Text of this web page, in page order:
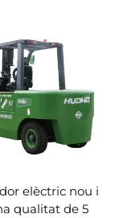
de ferro-
Ofereix
vida útil de
amb
Admet la
elèctric nou i
qualitat de 5